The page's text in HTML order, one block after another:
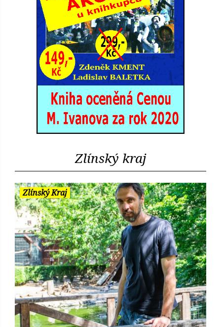
Zlínský kraj
Zlínský Kraj